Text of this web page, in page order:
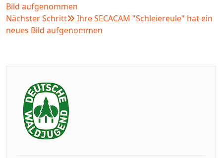
Bild aufgenommen
Nächster Schritt
Ihre SECACAM "Schleiereule" hat ein
neues Bild aufgenommen